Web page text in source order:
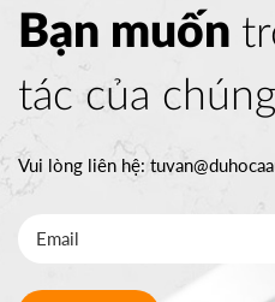
Bạn muốn
tác của
Vui lòng liên hệ: